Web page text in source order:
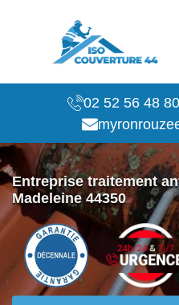
02 52 56 48 80
Entreprise traitement
Madeleine 44350